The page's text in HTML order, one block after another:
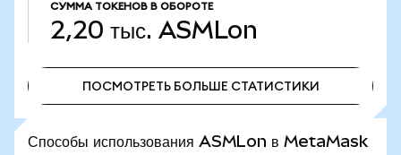
СУММА ТОКЕНОВ В ОБОРОТЕ
2,20 тыс. ASMLon
ПОСМОТРЕТЬ БОЛЬШЕ СТАТИСТИКИ
Способы использования ASMLon в MetaMask